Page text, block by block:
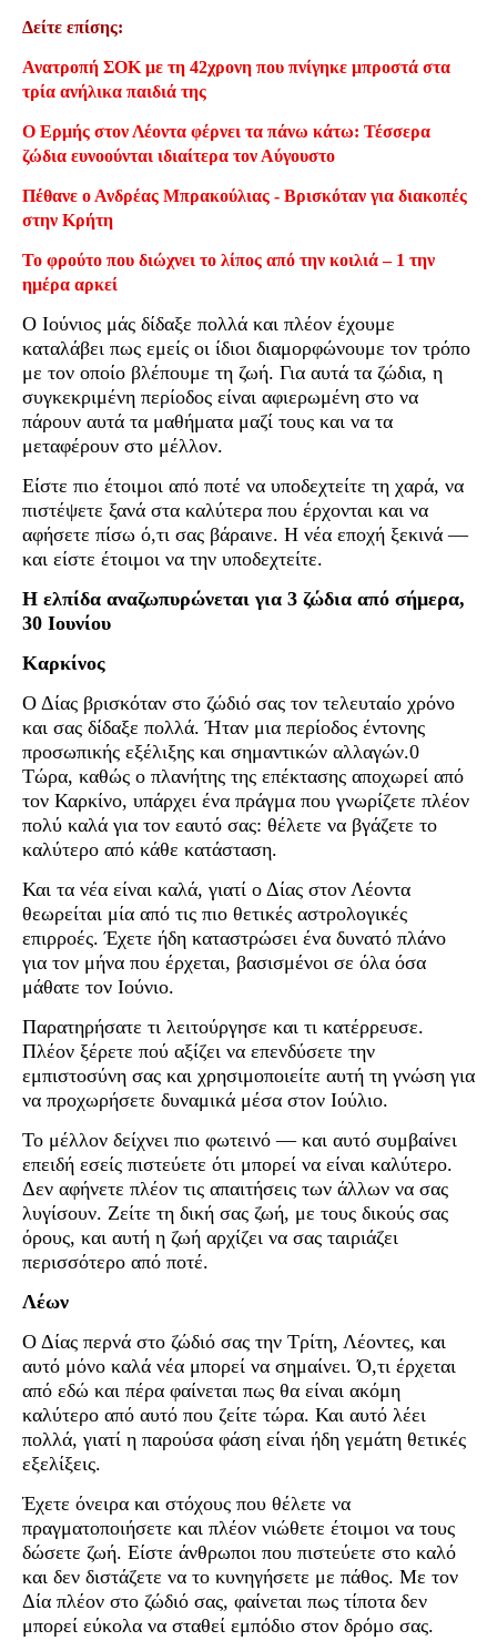
Δείτε επίσης:
Ανατροπή ΣΟΚ με τη 42χρονη που πνίγηκε μπροστά στα
τρία ανήλικα παιδιά της
Ο Ερμής στον Λέοντα φέρνει τα πάνω κάτω: Τέσσερα
ζώδια ευνοούνται ιδιαίτερα τον Αύγουστο
Πέθανε ο Ανδρέας Μπρακούλιας - Βρισκόταν για διακοπές
στην Κρήτη
Το φρούτο που διώχνει το λίπος από την κοιλιά – 1 την
ημέρα αρκεί
Ο Ιούνιος μάς δίδαξε πολλά και πλέον έχουμε
καταλάβει πως εμείς οι ίδιοι διαμορφώνουμε τον τρόπο
με τον οποίο βλέπουμε τη ζωή. Για αυτά τα ζώδια, η
συγκεκριμένη περίοδος είναι αφιερωμένη στο να
πάρουν αυτά τα μαθήματα μαζί τους και να τα
μεταφέρουν στο μέλλον.
Είστε πιο έτοιμοι από ποτέ να υποδεχτείτε τη χαρά, να
πιστέψετε ξανά στα καλύτερα που έρχονται και να
αφήσετε πίσω ό,τι σας βάραινε. Η νέα εποχή ξεκινά —
και είστε έτοιμοι να την υποδεχτείτε.
Η ελπίδα αναζωπυρώνεται για 3 ζώδια από σήμερα,
30 Ιουνίου
Καρκίνος
Ο Δίας βρισκόταν στο ζώδιό σας τον τελευταίο χρόνο
και σας δίδαξε πολλά. Ήταν μια περίοδος έντονης
προσωπικής εξέλιξης και σημαντικών αλλαγών.0
Τώρα, καθώς ο πλανήτης της επέκτασης αποχωρεί από
τον Καρκίνο, υπάρχει ένα πράγμα που γνωρίζετε πλέον
πολύ καλά για τον εαυτό σας: θέλετε να βγάζετε το
καλύτερο από κάθε κατάσταση.
Και τα νέα είναι καλά, γιατί ο Δίας στον Λέοντα
θεωρείται μία από τις πιο θετικές αστρολογικές
επιρροές. Έχετε ήδη καταστρώσει ένα δυνατό πλάνο
για τον μήνα που έρχεται, βασισμένοι σε όλα όσα
μάθατε τον Ιούνιο.
Παρατηρήσατε τι λειτούργησε και τι κατέρρευσε.
Πλέον ξέρετε πού αξίζει να επενδύσετε την
εμπιστοσύνη σας και χρησιμοποιείτε αυτή τη γνώση για
να προχωρήσετε δυναμικά μέσα στον Ιούλιο.
Το μέλλον δείχνει πιο φωτεινό — και αυτό συμβαίνει
επειδή εσείς πιστεύετε ότι μπορεί να είναι καλύτερο.
Δεν αφήνετε πλέον τις απαιτήσεις των άλλων να σας
λυγίσουν. Ζείτε τη δική σας ζωή, με τους δικούς σας
όρους, και αυτή η ζωή αρχίζει να σας ταιριάζει
περισσότερο από ποτέ.
Λέων
Ο Δίας περνά στο ζώδιό σας την Τρίτη, Λέοντες, και
αυτό μόνο καλά νέα μπορεί να σημαίνει. Ό,τι έρχεται
από εδώ και πέρα φαίνεται πως θα είναι ακόμη
καλύτερο από αυτό που ζείτε τώρα. Και αυτό λέει
πολλά, γιατί η παρούσα φάση είναι ήδη γεμάτη θετικές
εξελίξεις.
Έχετε όνειρα και στόχους που θέλετε να
πραγματοποιήσετε και πλέον νιώθετε έτοιμοι να τους
δώσετε ζωή. Είστε άνθρωποι που πιστεύετε στο καλό
και δεν διστάζετε να το κυνηγήσετε με πάθος. Με τον
Δία πλέον στο ζώδιό σας, φαίνεται πως τίποτα δεν
μπορεί εύκολα να σταθεί εμπόδιο στον δρόμο σας.